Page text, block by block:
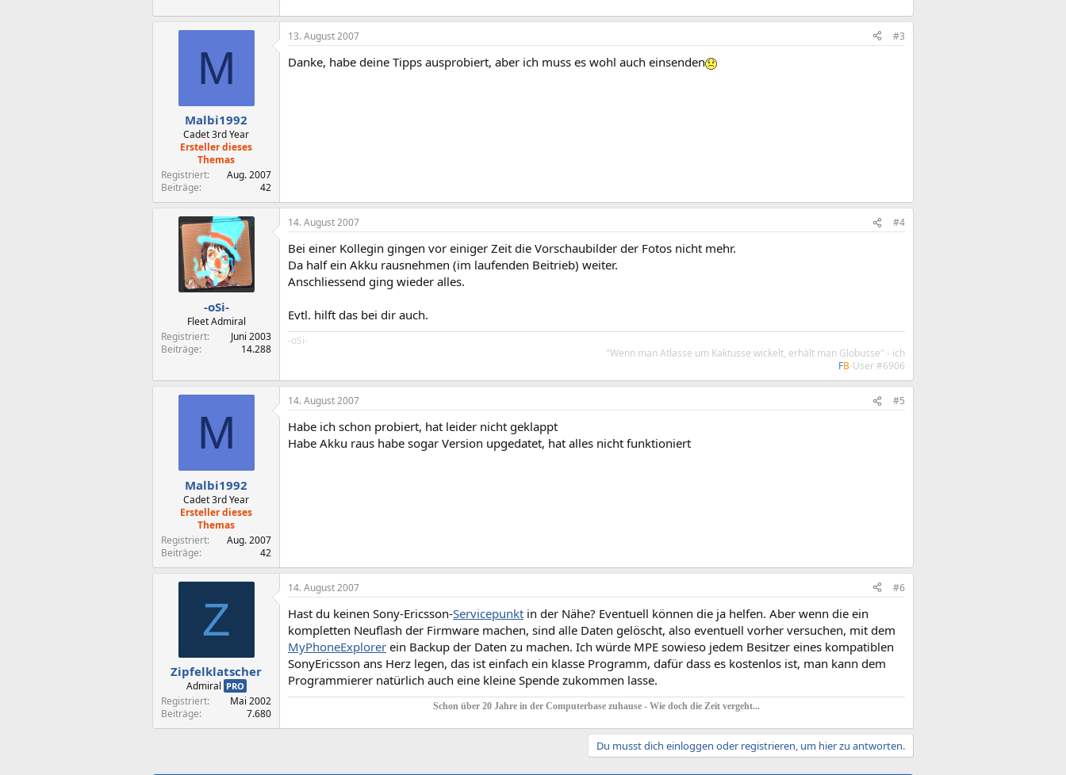
M
Malbi1992
Cadet 3rd Year
Ersteller dieses
Themas
Registriert
Aug. 2007
Beiträge
42
13. August 2007 #3
Danke, habe deine Tipps ausprobiert, aber ich muss es wohl auch einsenden
-oSi-
Fleet Admiral
Registriert
Juni 2003
Beiträge
14.288
14. August 2007 #4
Bei einer Kollegin gingen vor einiger Zeit die Vorschaubilder der Fotos nicht mehr.
Da half ein Akku rausnehmen (im laufenden Beitrieb) weiter.
Anschliessend ging wieder alles.
Evtl. hilft das bei dir auch.
-oSi-
"Wenn man Atlasse um Kaktusse wickelt, erhält man Globusse" - ich
FB-User #6906
M
Malbi1992
Cadet 3rd Year
Ersteller dieses
Themas
Registriert
Aug. 2007
Beiträge
42
14. August 2007 #5
Habe ich schon probiert, hat leider nicht geklappt
Habe Akku raus habe sogar Version upgedatet, hat alles nicht funktioniert
Z
Zipfelklatscher
Admiral PRO
Registriert
Mai 2002
Beiträge
7.680
14. August 2007 #6
Hast du keinen Sony-Ericsson-Servicepunkt in der Nähe? Eventuell können die ja helfen. Aber wenn die ein
kompletten Neuflash der Firmware machen, sind alle Daten gelöscht, also eventuell vorher versuchen, mit dem
MyPhoneExplorer ein Backup der Daten zu machen. Ich würde MPE sowieso jedem Besitzer eines kompatiblen
SonyEricsson ans Herz legen, das ist einfach ein klasse Programm, dafür dass es kostenlos ist, man kann dem
Programmierer natürlich auch eine kleine Spende zukommen lasse.
Schon über 20 Jahre in der Computerbase zuhause - Wie doch die Zeit vergeht...
Du musst dich einloggen oder registrieren, um hier zu antworten.